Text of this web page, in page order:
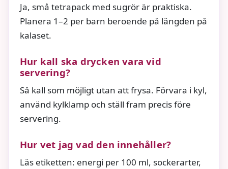
Ja, små tetrapack med sugrör är praktiska.
Planera 1–2 per barn beroende på längden på
kalaset.
Hur kall ska drycken vara vid
servering?
Så kall som möjligt utan att frysa. Förvara i kyl,
använd kylklamp och ställ fram precis före
servering.
Hur vet jag vad den innehåller?
Läs etiketten: energi per 100 ml, sockerarter,